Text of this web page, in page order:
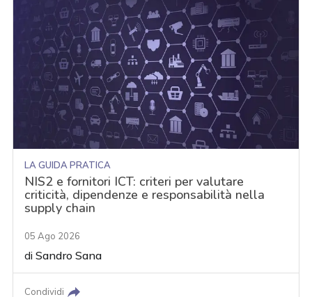
LA GUIDA PRATICA
NIS2 e fornitori ICT: criteri per valutare
criticità, dipendenze e responsabilità nella
supply chain
05 Ago 2026
diSandro Sana
Condividi